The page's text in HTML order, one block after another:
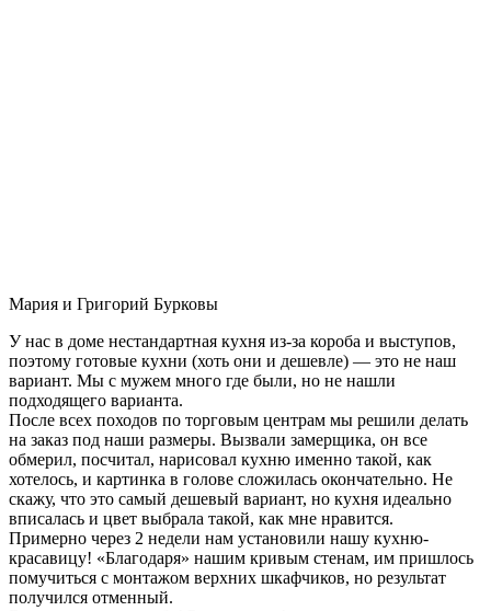
Мария и Григорий Бурковы
У нас в доме нестандартная кухня из-за короба и выступов,
поэтому готовые кухни (хоть они и дешевле) — это не наш
вариант. Мы с мужем много где были, но не нашли
подходящего варианта.
После всех походов по торговым центрам мы решили делать
на заказ под наши размеры. Вызвали замерщика, он все
обмерил, посчитал, нарисовал кухню именно такой, как
хотелось, и картинка в голове сложилась окончательно. Не
скажу, что это самый дешевый вариант, но кухня идеально
вписалась и цвет выбрала такой, как мне нравится.
Примерно через 2 недели нам установили нашу кухню-
красавицу! «Благодаря» нашим кривым стенам, им пришлось
помучиться с монтажом верхних шкафчиков, но результат
получился отменный.